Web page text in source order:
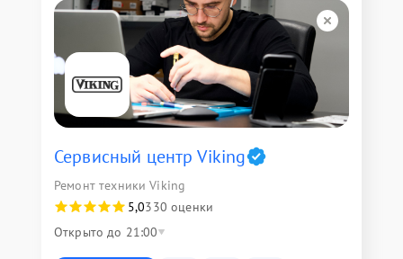
Сервисный центр Viking
Ремонт техники Viking
5,0330 оценки
Открыто до 21:00